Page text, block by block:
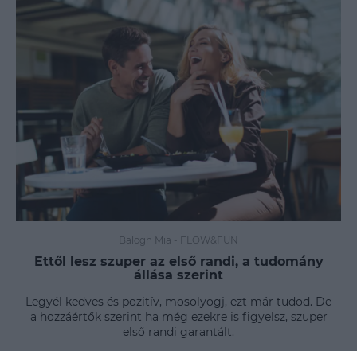
Balogh Mia - FLOW&FUN
Ettől lesz szuper az első randi, a tudomány
állása szerint
Legyél kedves és pozitív, mosolyogj, ezt már tudod. De
a hozzáértők szerint ha még ezekre is figyelsz, szuper
első randi garantált.